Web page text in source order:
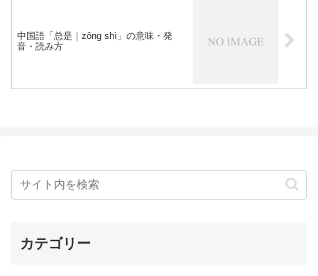
中国語「总是｜zǒng shì」の意味・発
音・読み方
カテゴリー